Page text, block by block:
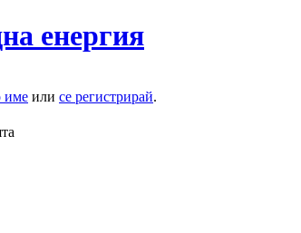
енергия
име или се регистрирай.